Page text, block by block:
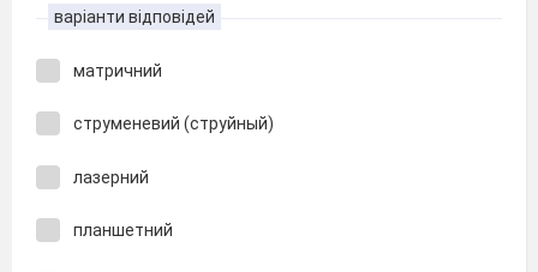
варіанти відповідей
матричний
струменевий (струйный)
лазерний
планшетний